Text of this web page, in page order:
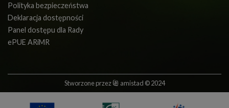
Polityka bezpieczeństwa
Deklaracja dostępności
Panel dostępu dla Rady
ePUE ARiMR
Stworzone przez amistad © 2024